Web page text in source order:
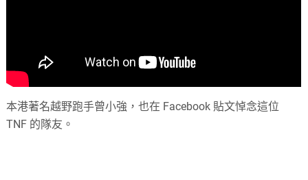
本港著名越野跑手曾小強，也在 Facebook 貼文悼念這位
TNF 的隊友。